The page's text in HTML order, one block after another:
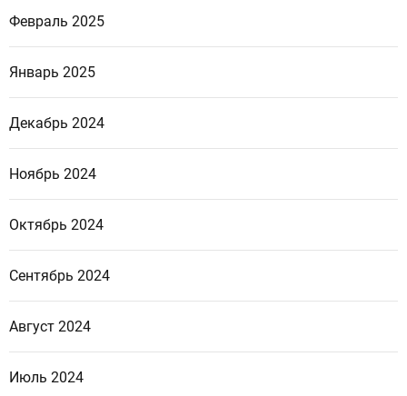
Февраль 2025
Январь 2025
Декабрь 2024
Ноябрь 2024
Октябрь 2024
Сентябрь 2024
Август 2024
Июль 2024